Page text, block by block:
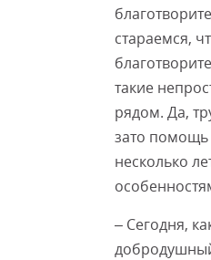
стараемся,
такие
рядом. Да,
зато помощь
несколько
– Сегодня,